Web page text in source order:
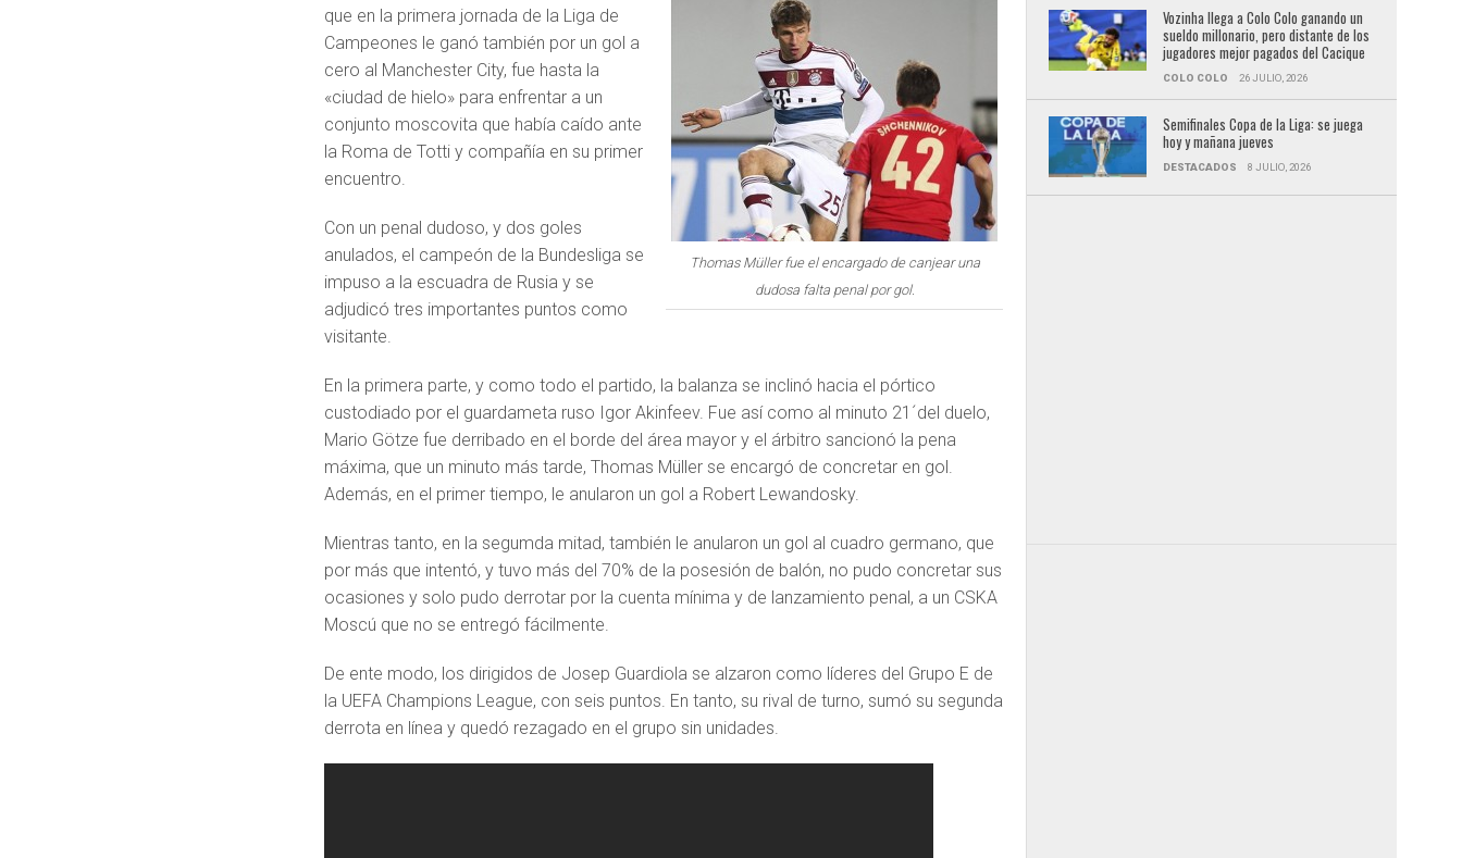
Thomas Müller fue el encargado de canjear una
dudosa falta penal por gol.
que en la primera jornada de la Liga de
Campeones le ganó también por un gol a
cero al Manchester City, fue hasta la
«ciudad de hielo» para enfrentar a un
conjunto moscovita que había caído ante
la Roma de Totti y compañía en su primer
encuentro.
Con un penal dudoso, y dos goles
anulados, el campeón de la Bundesliga se
impuso a la escuadra de Rusia y se
adjudicó tres importantes puntos como
visitante.
En la primera parte, y como todo el partido, la balanza se inclinó hacia el pórtico
custodiado por el guardameta ruso Igor Akinfeev. Fue así como al minuto 21´del duelo,
Mario Götze fue derribado en el borde del área mayor y el árbitro sancionó la pena
máxima, que un minuto más tarde, Thomas Müller se encargó de concretar en gol.
Además, en el primer tiempo, le anularon un gol a Robert Lewandosky.
Mientras tanto, en la segumda mitad, también le anularon un gol al cuadro germano, que
por más que intentó, y tuvo más del 70% de la posesión de balón, no pudo concretar sus
ocasiones y solo pudo derrotar por la cuenta mínima y de lanzamiento penal, a un CSKA
Moscú que no se entregó fácilmente.
De ente modo, los dirigidos de Josep Guardiola se alzaron como líderes del Grupo E de
la UEFA Champions League, con seis puntos. En tanto, su rival de turno, sumó su segunda
derrota en línea y quedó rezagado en el grupo sin unidades.
Vozinha llega a Colo Colo ganando un
sueldo millonario, pero distante de los
jugadores mejor pagados del Cacique
COLO COLO 26 JULIO, 2026
Semifinales Copa de la Liga: se juega
hoy y mañana jueves
DESTACADOS 8 JULIO, 2026